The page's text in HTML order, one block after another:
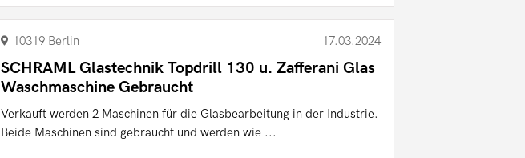
10319 Berlin 17.03.2024
SCHRAML Glastechnik Topdrill 130 u. Zafferani Glas
Waschmaschine Gebraucht
Verkauft werden 2 Maschinen für die Glasbearbeitung in der Industrie.
Beide Maschinen sind gebraucht und werden wie ...